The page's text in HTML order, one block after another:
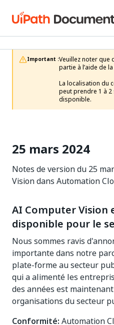
Important :Veuillez noter que
partie à l’aide de
La localisation du
peut prendre 1 à 2
disponible.
25 mars 2024
Notes de version du 25
Vision dans Automation
AI Computer Vision
disponible pour le
Nous sommes ravis
importante dans notre
plate-forme au secteur
qui a alimenté les
des années est
organisations du secteur
Conformité: Automation